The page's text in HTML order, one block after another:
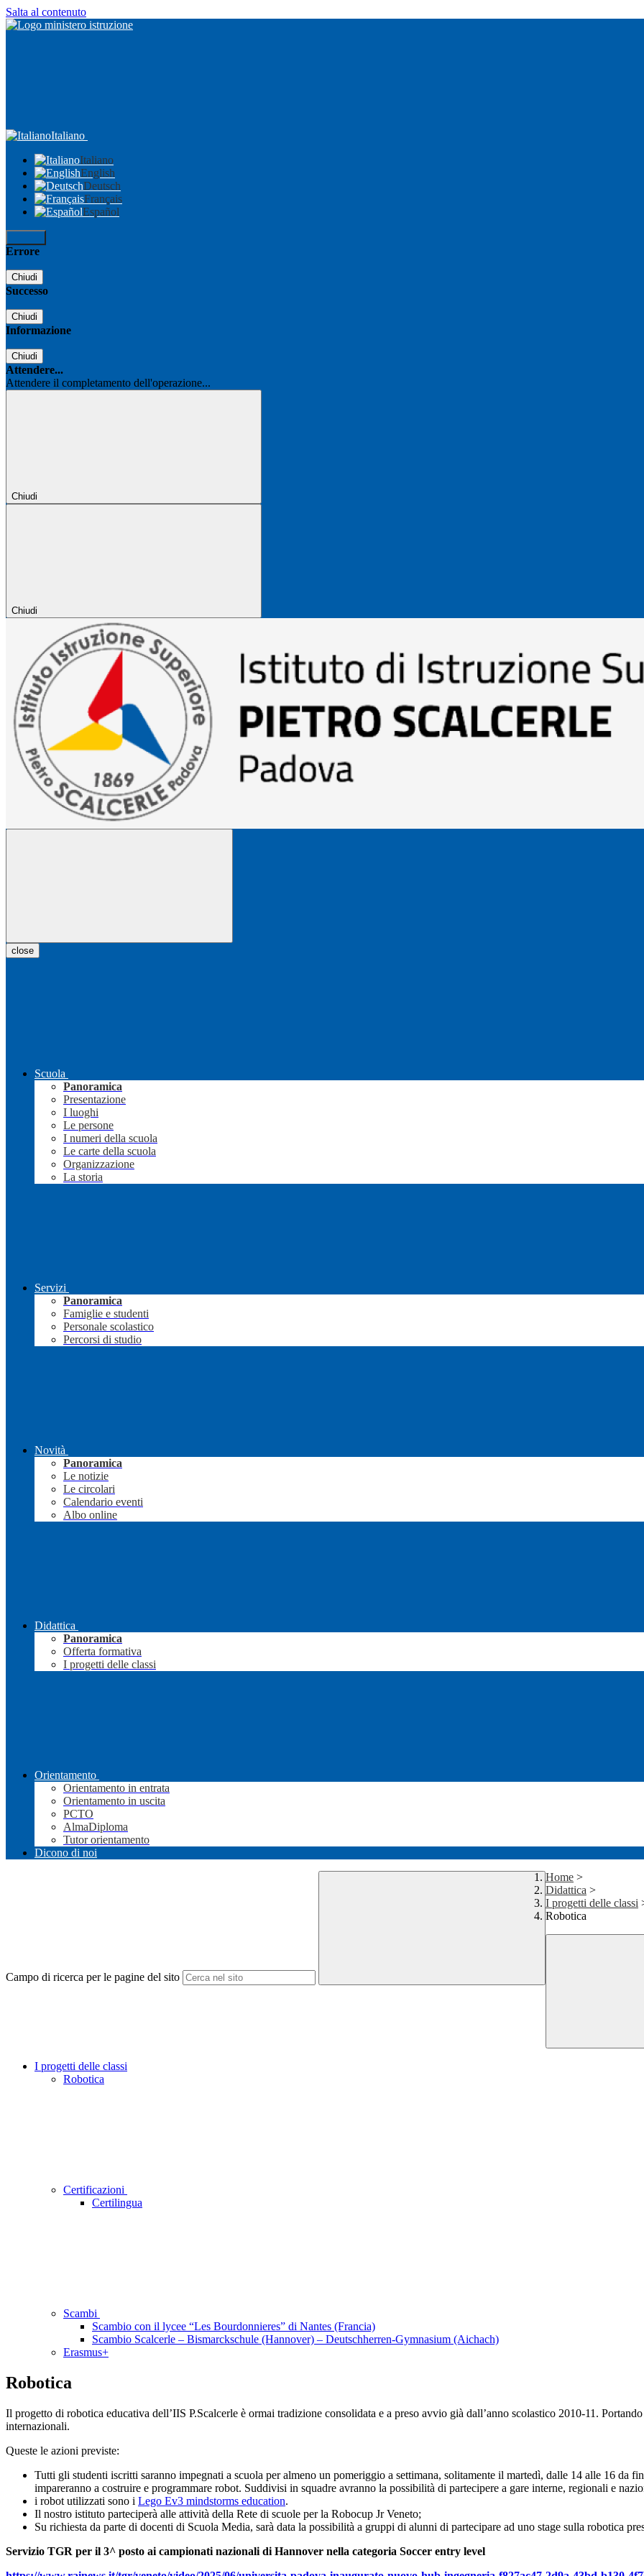
Salta al contenuto
Italiano
Italiano
English
Deutsch
Français
Español
Errore
Chiudi
Successo
Chiudi
Informazione
Chiudi
Attendere...
Attendere il completamento dell'operazione...
Chiudi
Chiudi
close
Scuola
Panoramica
Presentazione
I luoghi
Le persone
I numeri della scuola
Le carte della scuola
Organizzazione
La storia
Servizi
Panoramica
Famiglie e studenti
Personale scolastico
Percorsi di studio
Novità
Panoramica
Le notizie
Le circolari
Calendario eventi
Albo online
Didattica
Panoramica
Offerta formativa
I progetti delle classi
Orientamento
Orientamento in entrata
Orientamento in uscita
PCTO
AlmaDiploma
Tutor orientamento
Dicono di noi
Campo di ricerca per le pagine del sito
Home >
Didattica >
I progetti delle classi
Robotica
I progetti delle classi
Robotica
Certificazioni
Certilingua
Scambi
Scambio con il lycee “Les Bourdonnieres” di Nantes (Francia)
Scambio Scalcerle – Bismarckschule (Hannover) – Deutschherren-Gymnasium (Aichach)
Erasmus+
Robotica
Il progetto di robotica educativa dell’IIS P.Scalcerle è ormai tradizione consolidata e a preso avvio già dall’anno scolastico 2010-11.
internazionali.
Queste le azioni previste:
Tutti gli studenti iscritti saranno impegnati a scuola per almeno un pomeriggio a settimana, solitamente il martedì, dalle 14 alle 16 da
impareranno a costruire e programmare robot. Suddivisi in squadre avranno la possibilità di partecipere a gare interne, regionali e
i robot utilizzati sono i Lego Ev3 mindstorms education.
Il nostro istituto parteciperà alle attività della Rete di scuole per la Robocup Jr Veneto;
Su richiesta da parte di docenti di Scuola Media, sarà data la possibilità a gruppi di alunni di partecipare ad uno stage sulla robotica
Servizio TGR per il 3^ posto ai campionati nazionali di Hannover nella categoria Soccer entry level